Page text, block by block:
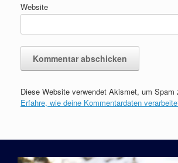
Website
Diese Website verwendet Akismet, um Spam
Erfahre, wie deine Kommentardaten